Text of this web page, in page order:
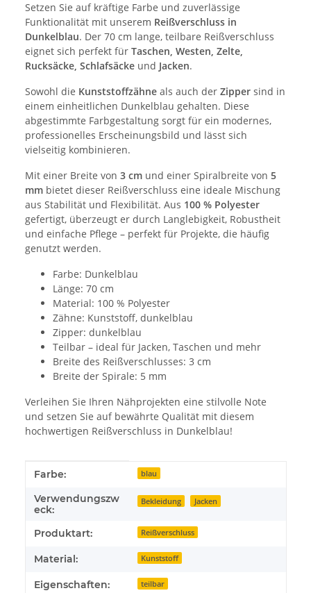
Setzen Sie auf kräftige Farbe und zuverlässige
Funktionalität mit unserem Reißverschluss in
Dunkelblau. Der 70 cm lange, teilbare Reißverschluss
eignet sich perfekt für Taschen, Westen, Zelte,
Rucksäcke, Schlafsäcke und Jacken.
Sowohl die Kunststoffzähne als auch der Zipper sind in
einem einheitlichen Dunkelblau gehalten. Diese
abgestimmte Farbgestaltung sorgt für ein modernes,
professionelles Erscheinungsbild und lässt sich
vielseitig kombinieren.
Mit einer Breite von 3 cm und einer Spiralbreite von 5
mm bietet dieser Reißverschluss eine ideale Mischung
aus Stabilität und Flexibilität. Aus 100 % Polyester
gefertigt, überzeugt er durch Langlebigkeit, Robustheit
und einfache Pflege – perfekt für Projekte, die häufig
genutzt werden.
Farbe: Dunkelblau
Länge: 70 cm
Material: 100 % Polyester
Zähne: Kunststoff, dunkelblau
Zipper: dunkelblau
Teilbar – ideal für Jacken, Taschen und mehr
Breite des Reißverschlusses: 3 cm
Breite der Spirale: 5 mm
Verleihen Sie Ihren Nähprojekten eine stilvolle Note
und setzen Sie auf bewährte Qualität mit diesem
hochwertigen Reißverschluss in Dunkelblau!
Produkteigenschaft
Wert
Farbe: blau
Verwendungszw
eck:
Bekleidung Jacken
Produktart: Reißverschluss
Material: Kunststoff
Eigenschaften: teilbar